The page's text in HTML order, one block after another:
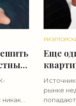
никак
Еще
рынке